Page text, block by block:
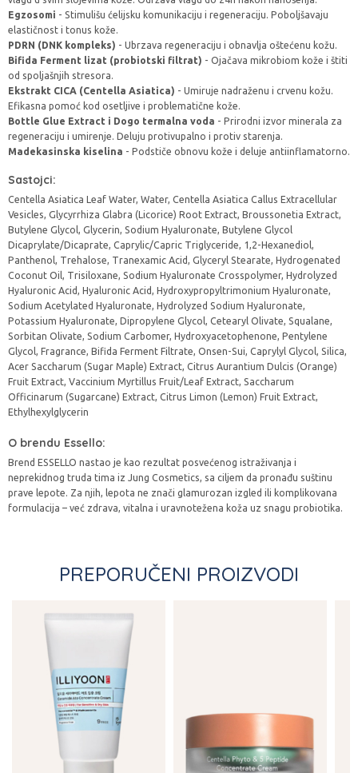
Egzosomi - Stimulišu ćelijsku komunikaciju i regeneraciju. Poboljšavaju
elastičnost i tonus kože.
PDRN (DNK kompleks) - Ubrzava regeneraciju i obnavlja oštećenu kožu.
Bifida Ferment lizat (probiotski filtrat) - Ojačava mikrobiom kože i štiti
od spoljašnjih stresora.
Ekstrakt CICA (Centella Asiatica) - Umiruje nadraženu i crvenu kožu.
Efikasna pomoć kod osetljive i problematične kože.
Bottle Glue Extract i Dogo termalna voda - Prirodni izvor minerala za
regeneraciju i umirenje. Deluju protivupalno i protiv starenja.
Madekasinska kiselina - Podstiče obnovu kože i deluje antiinflamatorno.
Sastojci:
Centella Asiatica Leaf Water, Water, Centella Asiatica Callus Extracellular
Vesicles, Glycyrrhiza Glabra (Licorice) Root Extract, Broussonetia Extract,
Butylene Glycol, Glycerin, Sodium Hyaluronate, Butylene Glycol
Dicaprylate/Dicaprate, Caprylic/Capric Triglyceride, 1,2-Hexanediol,
Panthenol, Trehalose, Tranexamic Acid, Glyceryl Stearate, Hydrogenated
Coconut Oil, Trisiloxane, Sodium Hyaluronate Crosspolymer, Hydrolyzed
Hyaluronic Acid, Hyaluronic Acid, Hydroxypropyltrimonium Hyaluronate,
Sodium Acetylated Hyaluronate, Hydrolyzed Sodium Hyaluronate,
Potassium Hyaluronate, Dipropylene Glycol, Cetearyl Olivate, Squalane,
Sorbitan Olivate, Sodium Carbomer, Hydroxyacetophenone, Pentylene
Glycol, Fragrance, Bifida Ferment Filtrate, Onsen-Sui, Caprylyl Glycol, Silica,
Acer Saccharum (Sugar Maple) Extract, Citrus Aurantium Dulcis (Orange)
Fruit Extract, Vaccinium Myrtillus Fruit/Leaf Extract, Saccharum
Officinarum (Sugarcane) Extract, Citrus Limon (Lemon) Fruit Extract,
Ethylhexylglycerin
O brendu Essello:
Brend ESSELLO nastao je kao rezultat posvećenog istraživanja i
neprekidnog truda tima iz Jung Cosmetics, sa ciljem da pronađu suštinu
prave lepote. Za njih, lepota ne znači glamurozan izgled ili komplikovana
formulacija – već zdrava, vitalna i uravnotežena koža uz snagu probiotika.
PREPORUČENI PROIZVODI